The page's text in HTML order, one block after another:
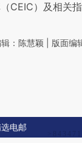
CEIC）及相关指
：陈慧颖 | 版面编
电邮